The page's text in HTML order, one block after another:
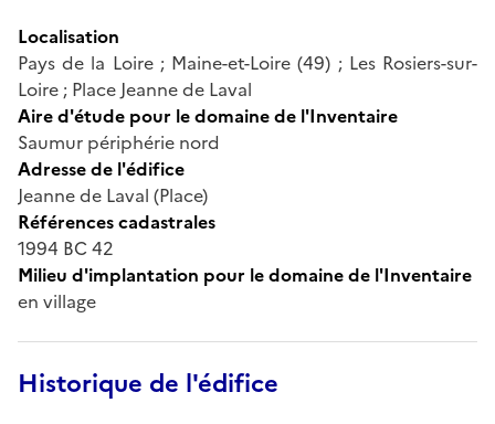
Localisation
Pays de la Loire ; Maine-et-Loire (49) ; Les Rosiers-sur-
Loire ; Place Jeanne de Laval
Aire d'étude pour le domaine de l'Inventaire
Saumur périphérie nord
Adresse de l'édifice
Jeanne de Laval (Place)
Références cadastrales
1994 BC 42
Milieu d'implantation pour le domaine de l'Inventaire
en village
Historique de l'édifice